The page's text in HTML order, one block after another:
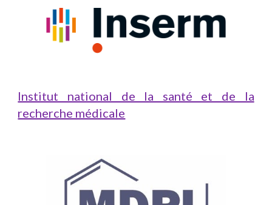
Institut national de la santé et de la
recherche médicale